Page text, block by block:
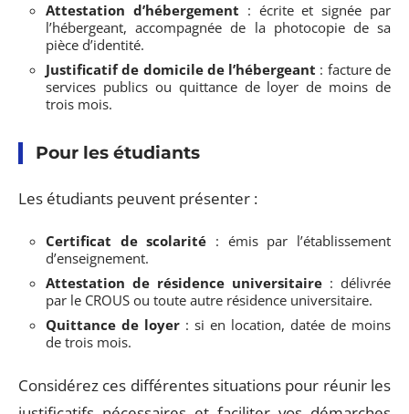
Attestation d’hébergement : écrite et signée par
l’hébergeant, accompagnée de la photocopie de sa
pièce d’identité.
Justificatif de domicile de l’hébergeant : facture de
services publics ou quittance de loyer de moins de
trois mois.
Pour les étudiants
Les étudiants peuvent présenter :
Certificat de scolarité : émis par l’établissement
d’enseignement.
Attestation de résidence universitaire : délivrée
par le CROUS ou toute autre résidence universitaire.
Quittance de loyer : si en location, datée de moins
de trois mois.
Considérez ces différentes situations pour réunir les